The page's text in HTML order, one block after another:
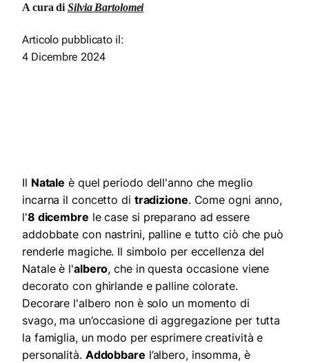
A cura di Silvia Bartolomei
Articolo pubblicato il:
4 Dicembre 2024
Il Natale è quel periodo dell'anno che meglio
incarna il concetto di tradizione. Come ogni anno,
l'8 dicembre le case si preparano ad essere
addobbate con nastrini, palline e tutto ciò che può
renderle magiche. Il simbolo per eccellenza del
Natale è l'albero, che in questa occasione viene
decorato con ghirlande e palline colorate.
Decorare l'albero non è solo un momento di
svago, ma un’occasione di aggregazione per tutta
la famiglia, un modo per esprimere creatività e
personalità. Addobbare l’albero, insomma, è